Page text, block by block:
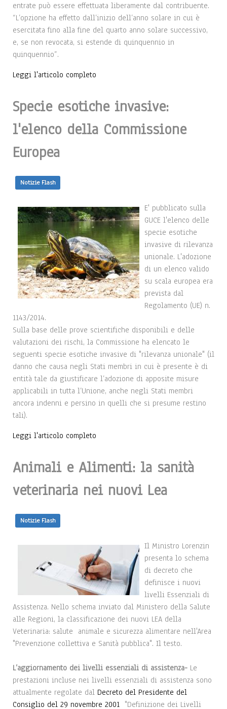
entrate può essere effettuata liberamente dal contribuente.
“L’opzione ha effetto dall’inizio dell’anno solare in cui è
esercitata fino alla fine del quarto anno solare successivo,
e, se non revocata, si estende di quinquennio in
quinquennio”.
Leggi l'articolo completo
Specie esotiche invasive:
l'elenco della Commissione
Europea
Notizie Flash
E' pubblicato sulla
GUCE l'elenco delle
specie esotiche
invasive di rilevanza
unionale. L'adozione
di un elenco valido
su scala europea era
prevista dal
Regolamento (UE) n.
1143/2014.
Sulla base delle prove scientifiche disponibili e delle
valutazioni dei rischi, la Commissione ha elencato le
seguenti specie esotiche invasive di "rilevanza unionale" (il
danno che causa negli Stati membri in cui è presente è di
entità tale da giustificare l’adozione di apposite misure
applicabili in tutta l’Unione, anche negli Stati membri
ancora indenni e persino in quelli che si presume restino
tali).
Leggi l'articolo completo
Animali e Alimenti: la sanità
veterinaria nei nuovi Lea
Notizie Flash
Il Ministro Lorenzin
presenta lo schema
di decreto che
definisce i nuovi
livelli Essenziali di
Assistenza. Nello schema inviato dal Ministero della Salute
alle Regioni, la classificazione dei nuovi LEA della
Veterinaria: salute animale e sicurezza alimentare nell'Area
"Prevenzione collettiva e Sanità pubblica". Il testo.
L’aggiornamento dei livelli essenziali di assistenza- Le
prestazioni incluse nei livelli essenziali di assistenza sono
attualmente regolate dal Decreto del Presidente del
Consiglio del 29 novembre 2001 "Definizione dei Livelli